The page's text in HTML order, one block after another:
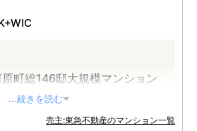
町総146邸大規模マンション
有部がひとつになる。ここにし
...続きを読む
売主:東急不動産のマンション一覧